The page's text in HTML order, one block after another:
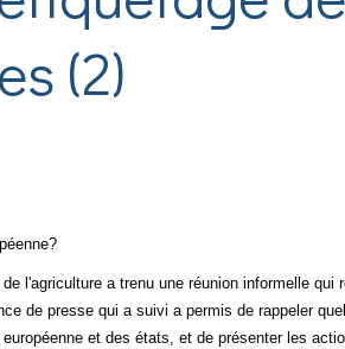
(2)
l'agriculture a trenu une réunion informelle
de presse qui a suivi a permis de rappeler
et des états, et de présenter les